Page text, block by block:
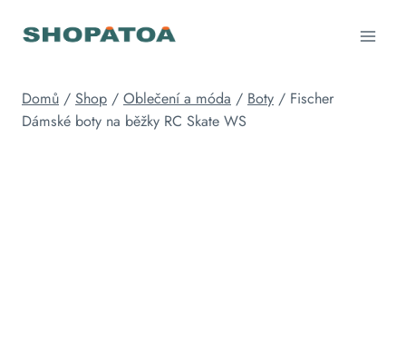
Domů / Shop / Oblečení a móda / Boty / Fischer
Dámské boty na běžky RC Skate WS